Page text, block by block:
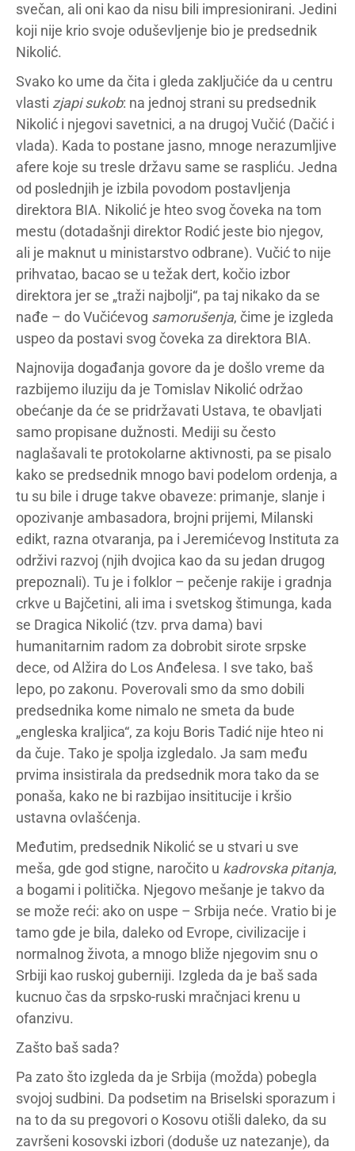
svečan, ali oni kao da nisu bili impresionirani. Jedini
koji nije krio svoje oduševljenje bio je predsednik
Nikolić.
Svako ko ume da čita i gleda zaključiće da u centru
vlasti zjapi sukob: na jednoj strani su predsednik
Nikolić i njegovi savetnici, a na drugoj Vučić (Dačić i
vlada). Kada to postane jasno, mnoge nerazumljive
afere koje su tresle državu same se raspliću. Jedna
od poslednjih je izbila povodom postavljenja
direktora BIA. Nikolić je hteo svog čoveka na tom
mestu (dotadašnji direktor Rodić jeste bio njegov,
ali je maknut u ministarstvo odbrane). Vučić to nije
prihvatao, bacao se u težak dert, kočio izbor
direktora jer se „traži najbolji“, pa taj nikako da se
nađe – do Vučićevog samorušenja, čime je izgleda
uspeo da postavi svog čoveka za direktora BIA.
Najnovija događanja govore da je došlo vreme da
razbijemo iluziju da je Tomislav Nikolić održao
obećanje da će se pridržavati Ustava, te obavljati
samo propisane dužnosti. Mediji su često
naglašavali te protokolarne aktivnosti, pa se pisalo
kako se predsednik mnogo bavi podelom ordenja, a
tu su bile i druge takve obaveze: primanje, slanje i
opozivanje ambasadora, brojni prijemi, Milanski
edikt, razna otvaranja, pa i Jeremićevog Instituta za
održivi razvoj (njih dvojica kao da su jedan drugog
prepoznali). Tu je i folklor – pečenje rakije i gradnja
crkve u Bajčetini, ali ima i svetskog štimunga, kada
se Dragica Nikolić (tzv. prva dama) bavi
humanitarnim radom za dobrobit sirote srpske
dece, od Alžira do Los Anđelesa. I sve tako, baš
lepo, po zakonu. Poverovali smo da smo dobili
predsednika kome nimalo ne smeta da bude
„engleska kraljica“, za koju Boris Tadić nije hteo ni
da čuje. Tako je spolja izgledalo. Ja sam među
prvima insistirala da predsednik mora tako da se
ponaša, kako ne bi razbijao insititucije i kršio
ustavna ovlašćenja.
Međutim, predsednik Nikolić se u stvari u sve
meša, gde god stigne, naročito u kadrovska pitanja,
a bogami i politička. Njegovo mešanje je takvo da
se može reći: ako on uspe – Srbija neće. Vratio bi je
tamo gde je bila, daleko od Evrope, civilizacije i
normalnog života, a mnogo bliže njegovim snu o
Srbiji kao ruskoj guberniji. Izgleda da je baš sada
kucnuo čas da srpsko-ruski mračnjaci krenu u
ofanzivu.
Zašto baš sada?
Pa zato što izgleda da je Srbija (možda) pobegla
svojoj sudbini. Da podsetim na Briselski sporazum i
na to da su pregovori o Kosovu otišli daleko, da su
završeni kosovski izbori (doduše uz natezanje), da